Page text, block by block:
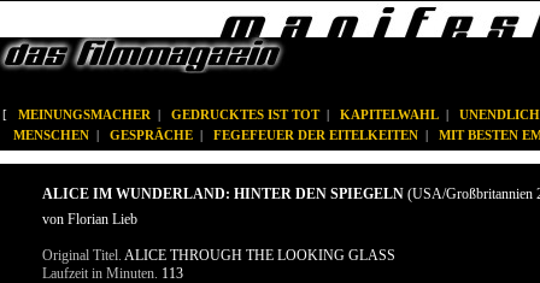
[ MEINUNGSMACHER | GEDRUCKTES IST TOT| KAPITELWAHL |
MENSCHEN | GESPRÄCHE | FEGEFEUER DER EITELKEITEN | MIT BESTEN
ALICE IM WUNDERLAND: HINTER DEN SPIEGELN (USA/Großbritannien
von Florian Lieb
Original Titel. ALICE THROUGH THE LOOKING GLASS
Laufzeit in Minuten. 113